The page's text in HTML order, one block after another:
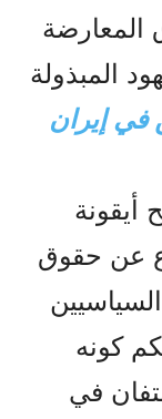
المبذولة
في إيران
أيقونة
عن حقوق
کونه
في